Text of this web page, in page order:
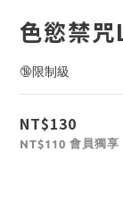
最新
色慾禁
🔞限制級
NT$130
NT$110 會員獨享